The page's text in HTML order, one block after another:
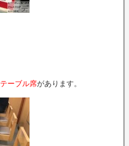
テーブル席があります。